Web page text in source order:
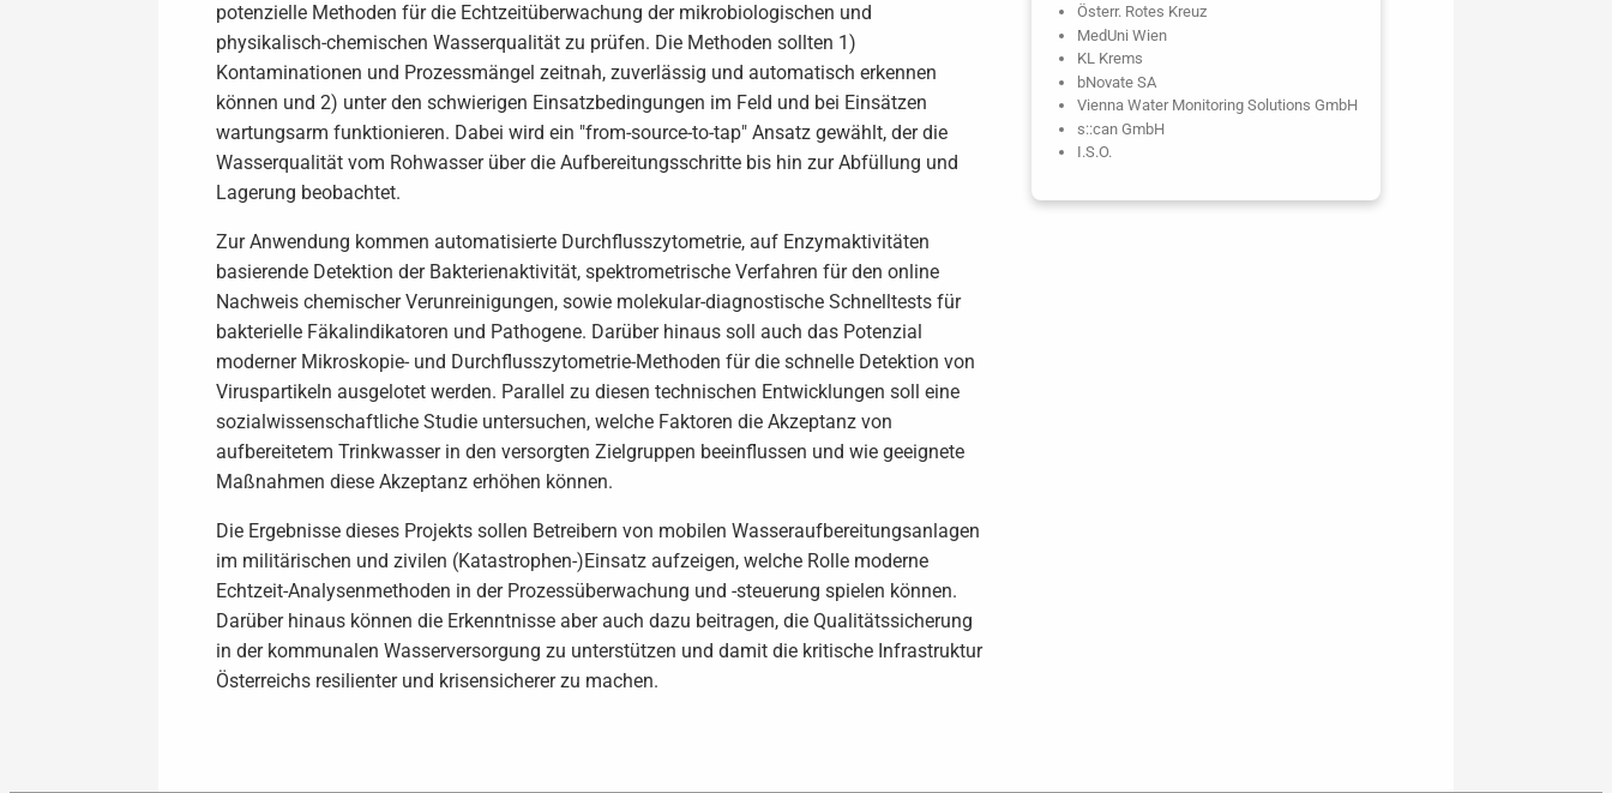
potenzielle Methoden für die Echtzeitüberwachung der mikrobiologischen und
physikalisch-chemischen Wasserqualität zu prüfen. Die Methoden sollten 1)
Kontaminationen und Prozessmängel zeitnah, zuverlässig und automatisch erkennen
können und 2) unter den schwierigen Einsatzbedingungen im Feld und bei Einsätzen
wartungsarm funktionieren. Dabei wird ein "from-source-to-tap" Ansatz gewählt, der die
Wasserqualität vom Rohwasser über die Aufbereitungsschritte bis hin zur Abfüllung und
Lagerung beobachtet.
Zur Anwendung kommen automatisierte Durchflusszytometrie, auf Enzymaktivitäten
basierende Detektion der Bakterienaktivität, spektrometrische Verfahren für den online
Nachweis chemischer Verunreinigungen, sowie molekular-diagnostische Schnelltests für
bakterielle Fäkalindikatoren und Pathogene. Darüber hinaus soll auch das Potenzial
moderner Mikroskopie- und Durchflusszytometrie-Methoden für die schnelle Detektion von
Viruspartikeln ausgelotet werden. Parallel zu diesen technischen Entwicklungen soll eine
sozialwissenschaftliche Studie untersuchen, welche Faktoren die Akzeptanz von
aufbereitetem Trinkwasser in den versorgten Zielgruppen beeinflussen und wie geeignete
Maßnahmen diese Akzeptanz erhöhen können.
Die Ergebnisse dieses Projekts sollen Betreibern von mobilen Wasseraufbereitungsanlagen
im militärischen und zivilen (Katastrophen-)Einsatz aufzeigen, welche Rolle moderne
Echtzeit-Analysenmethoden in der Prozessüberwachung und -steuerung spielen können.
Darüber hinaus können die Erkenntnisse aber auch dazu beitragen, die Qualitätssicherung
in der kommunalen Wasserversorgung zu unterstützen und damit die kritische Infrastruktur
Österreichs resilienter und krisensicherer zu machen.
Österr. Rotes Kreuz
MedUni Wien
KL Krems
bNovate SA
Vienna Water Monitoring Solutions GmbH
s::can GmbH
I.S.O.